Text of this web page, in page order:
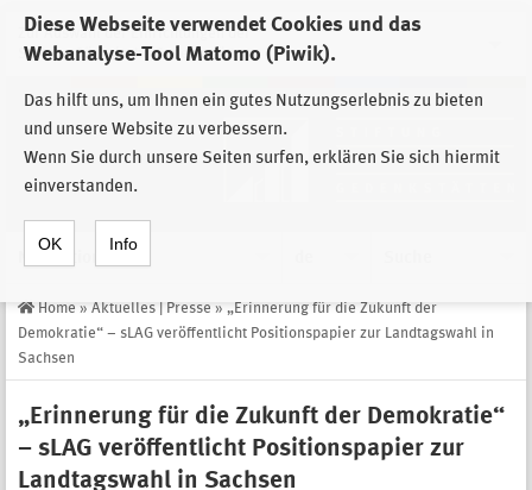
Diese Webseite verwendet Cookies und das
Webanalyse-Tool Matomo (Piwik).
Das hilft uns, um Ihnen ein gutes Nutzungserlebnis zu bieten
und unsere Website zu verbessern.
Wenn Sie durch unsere Seiten surfen, erklären Sie sich hiermit
einverstanden.
OK Info
Zur Auswahl der Einrichtungen der
Stiftung Sächsische Gedenkstätten
Home » Aktuelles | Presse » „Erinnerung für die Zukunft der
Demokratie“ – sLAG veröffentlicht Positionspapier zur Landtagswahl in
Sachsen
„Erinnerung für die Zukunft der Demokratie“
– sLAG veröffentlicht Positionspapier zur
Landtagswahl in Sachsen